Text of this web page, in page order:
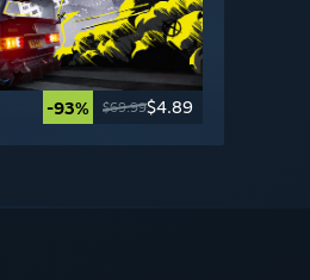
-93% $69.99$4.89